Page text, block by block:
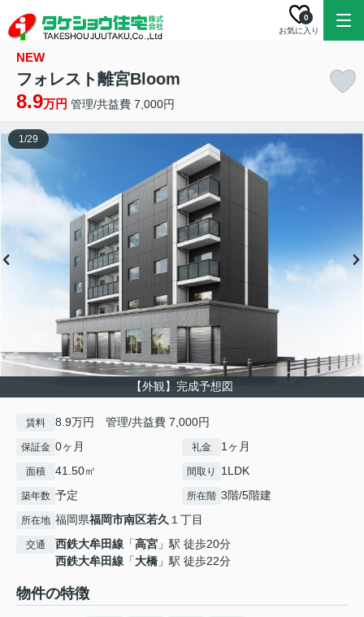
お気に入り
0
NEW
フォレスト離宮Bloom
8.9万円 管理/共益費 7,000円
【外観】完成予想図
1/29
賃料 8.9万円 管理/共益費 7,000円
保証金 0ヶ月 礼金 1ヶ月
面積 41.50㎡ 間取り 1LDK
築年数 予定 所在階 3階/5階建
所在地 福岡県福岡市南区若久１丁目
交通 西鉄大牟田線 「高宮 」駅 徒歩20分
西鉄大牟田線 「大橋 」駅 徒歩22分
物件の特徴